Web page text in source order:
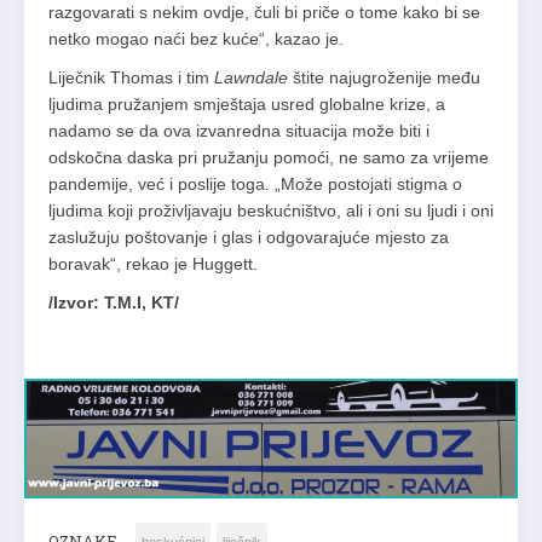
razgovarati s nekim ovdje, čuli bi priče o tome kako bi se
netko mogao naći bez kuće“, kazao je.
Liječnik Thomas i tim Lawndale štite najugroženije među
ljudima pružanjem smještaja usred globalne krize, a
nadamo se da ova izvanredna situacija može biti i
odskočna daska pri pružanju pomoći, ne samo za vrijeme
pandemije, već i poslije toga. „Može postojati stigma o
ljudima koji proživljavaju beskućništvo, ali i oni su ljudi i oni
zaslužuju poštovanje i glas i odgovarajuće mjesto za
boravak“, rekao je Huggett.
/Izvor: T.M.I, KT/